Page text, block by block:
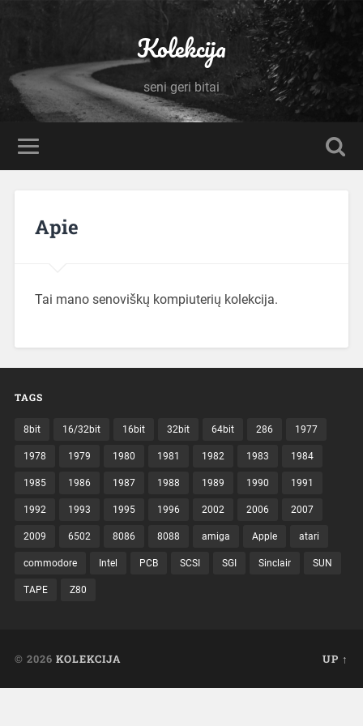
Kolekcija
seni geri bitai
Apie
Tai mano senoviškų kompiuterių kolekcija.
TAGS
8bit 16/32bit 16bit 32bit 64bit 286 1977
1978 1979 1980 1981 1982 1983 1984
1985 1986 1987 1988 1989 1990 1991
1992 1993 1995 1996 2002 2006 2007
2009 6502 8086 8088 amiga Apple atari
commodore Intel PCB SCSI SGI Sinclair SUN
TAPE Z80
© 2026 KOLEKCIJA UP ↑